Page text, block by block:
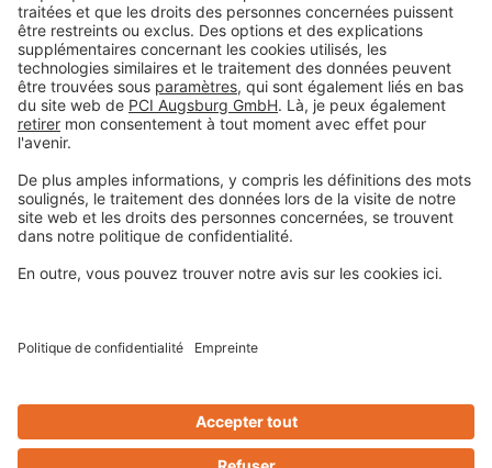
Mentions légales
Déclaration de protection de la vie privée
Conditions générales de vente
Informations légales
Privacy-Portal